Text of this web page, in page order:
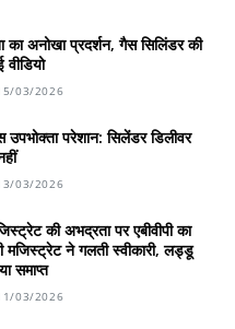
का अनोखा प्रदर्शन, गैस सिलिंडर की
वीडियो
03/2026
उपभोक्ता परेशान: सिलेंडर डिलीवर
03/2026
की अभद्रता पर एबीवीपी का
मजिस्ट्रेट ने गलती स्वीकारी, लड्डू
समाप्त
03/2026